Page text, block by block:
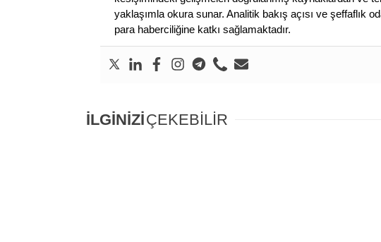
yaklaşımla okura sunar. Analitik bakış açısı ve şeffaflık
para haberciliğine katkı sağlamaktadır.
İLGİNİZİÇEKEBİLİR